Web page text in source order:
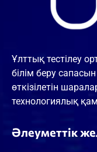
Ұлттық тестілеу
білім беру
өткізілетін
технологиялық
Әлеуметтік